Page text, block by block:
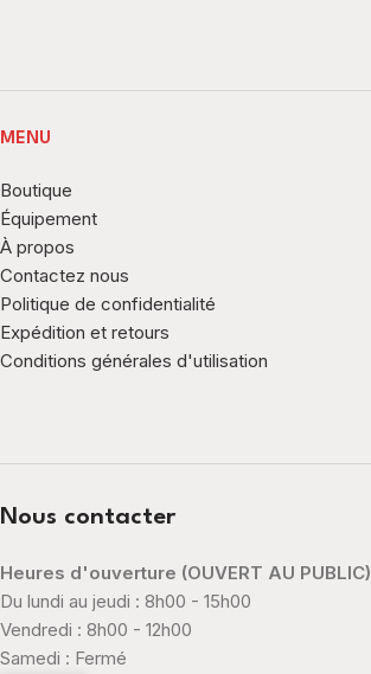
MENU
Boutique
Équipement
À propos
Contactez nous
Politique de confidentialité
Expédition et retours
Conditions générales d'utilisation
Nous contacter
Heures d'ouverture (OUVERT AU PUBLIC)
Du lundi au jeudi : 8h00 - 15h00
Vendredi : 8h00 - 12h00
Samedi : Fermé